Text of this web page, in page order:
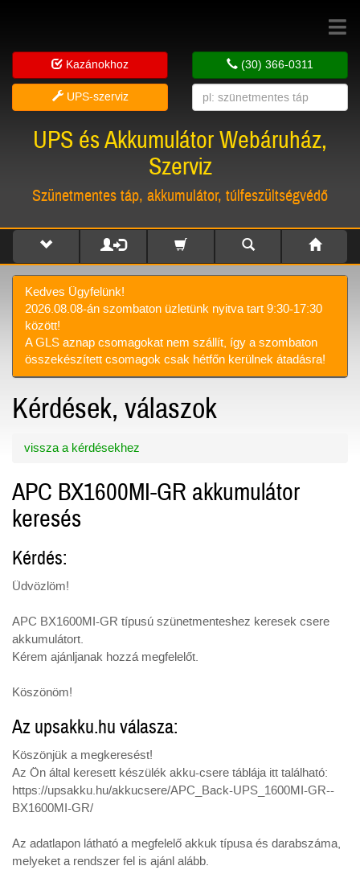
Toggle
Kazánokhoz
UPS-szerviz
(30) 366-0311
UPS és Akkumulátor Webáruház,
Szerviz
Szünetmentes táp, akkumulátor, túlfeszültségvédő
Kedves Ügyfelünk!
2026.08.08-án szombaton üzletünk nyitva tart 9:30-17:30
között!
A GLS aznap csomagokat nem szállít, így a szombaton
összekészített csomagok csak hétfőn kerülnek átadásra!
Kérdések, válaszok
vissza a kérdésekhez
APC BX1600MI-GR akkumulátor
keresés
Kérdés:
Üdvözlöm!
APC BX1600MI-GR típusú szünetmenteshez keresek csere
akkumulátort.
Kérem ajánljanak hozzá megfelelőt.
Köszönöm!
Az upsakku.hu válasza:
Köszönjük a megkeresést!
Az Ön által keresett készülék akku-csere táblája itt található:
https://upsakku.hu/akkucsere/APC_Back-UPS_1600MI-GR--
BX1600MI-GR/
Az adatlapon látható a megfelelő akkuk típusa és darabszáma,
melyeket a rendszer fel is ajánl alább.